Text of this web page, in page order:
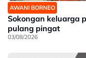
AWANI BORNEO
Sokongan keluarga
pulang pingat
03/08/2026